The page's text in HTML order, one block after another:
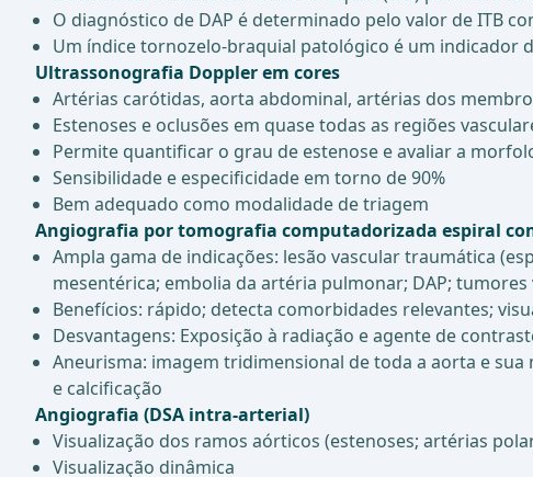
O diagnóstico de DAP é determinado pelo valor de ITB
Um índice tornozelo-braquial patológico é um indicador
Ultrassonografia Doppler em cores
Artérias carótidas, aorta abdominal, artérias dos
Estenoses e oclusões em quase todas as regiões
Permite quantificar o grau de estenose e avaliar a
Sensibilidade e especificidade em torno de 90%
Bem adequado como modalidade de triagem
Angiografia por tomografia computadorizada espiral
Ampla gama de indicações: lesão vascular traumática
mesentérica; embolia da artéria pulmonar; DAP; tumores
Benefícios: rápido; detecta comorbidades relevantes;
Desvantagens: Exposição à radiação e agente de
Aneurisma: imagem tridimensional de toda a aorta e
e calcificação
Angiografia (DSA intra-arterial)
Visualização dos ramos aórticos (estenoses; artérias
Visualização dinâmica